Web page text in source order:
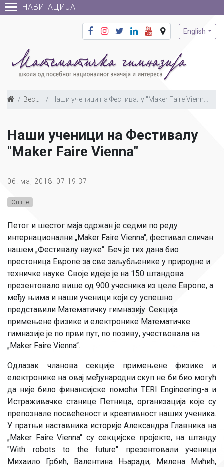
НАВИГАЦИЈА
English
Вести Наши ученици на Фестивалу "Maker Faire Vienna"
Наши ученици на Фестивалу
"Maker Faire Vienna"
06. мај 2018. 07:19:37
Опште
Петог и шестог маја одржан је седми по реду
интернационални „Maker Faire Vienna“, фестивал сличан
нашем „Фестивалу науке“. Беч је тих дана био
престоница Европе за све заљубљенике у природне и
техничке науке. Своје идеје је на 150 штандова
презентовало више од 900 учесника из целе Европе, а
међу њима и наши ученици који су успешно
представили Математичку гимназију. Секција
примењене физике и електронике Математичке
гимназије је по први пут, по позиву, учествовала на
„Maker Faire Vienna“.
Одлазак чланова секције примењене физике и
електронике на овај међународни скуп не би био могућ
да није било финансијске помоћи TERI Engineering-a и
Истраживачке станице Петница, организација које су
препознале посвећеност и креативност наших ученика.
У пратњи наставника историје Александра Главника на
„Maker Faire Vienna“ су секцијске пројекте, на штанду
"With robots to the future" презентовали ученици
Михаило Грбић, Валентина Њаради, Милена Мићић,